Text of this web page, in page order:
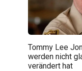
Tommy Lee
werden nicht
verändert hat